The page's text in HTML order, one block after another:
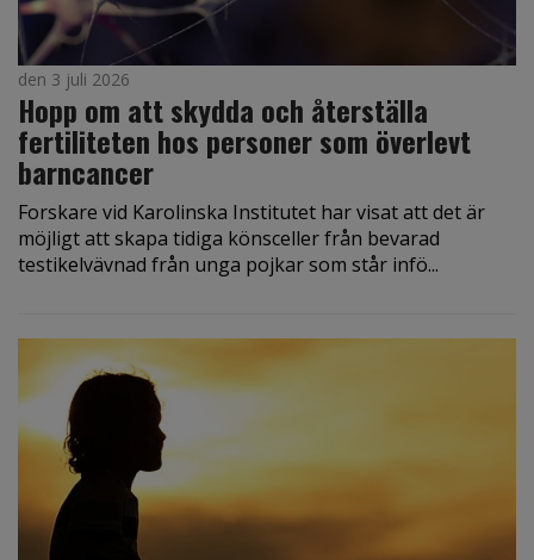
den 3 juli 2026
Hopp om att skydda och återställa
fertiliteten hos personer som överlevt
barncancer
Forskare vid Karolinska Institutet har visat att det är
möjligt att skapa tidiga könsceller från bevarad
testikelvävnad från unga pojkar som står infö...